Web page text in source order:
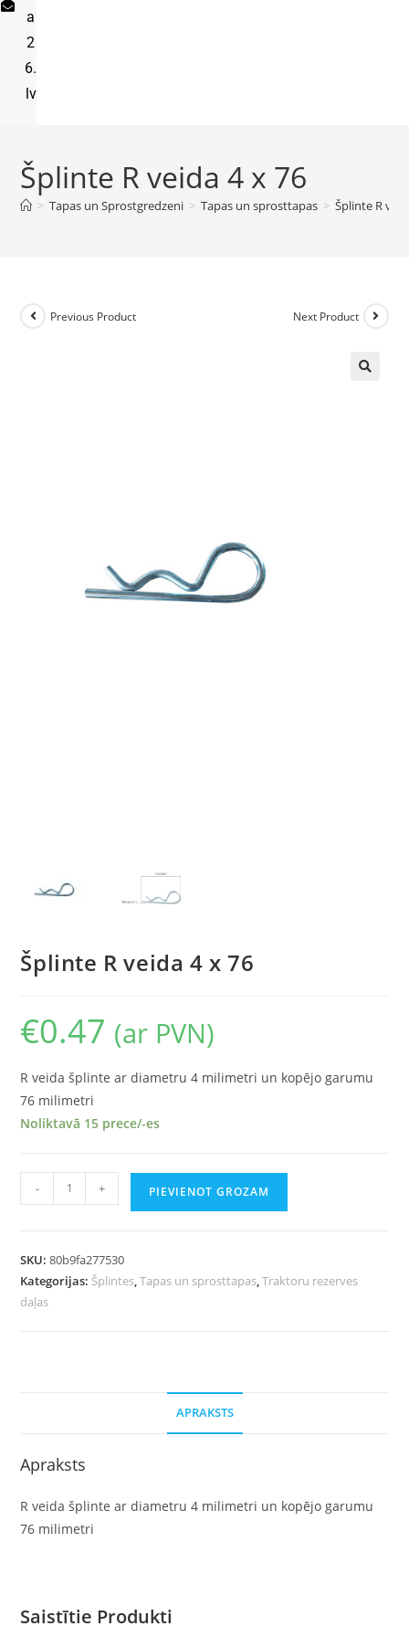
a
2
6.
lv
Šplinte R veida 4 x 76
> Tapas un Sprostgredzeni > Tapas un sprosttapas > Šplinte R
Previous Product Next Product
Šplinte R veida 4 x 76
€0.47 (ar PVN)
R veida šplinte ar diametru 4 milimetri un kopējo garumu
76 milimetri
Noliktavā 15 prece/-es
- + PIEVIENOT GROZAM
SKU:80b9fa277530
Kategorijas: Šplintes ,Tapas un sprosttapas ,Traktoru rezerves
daļas
APRAKSTS
Apraksts
R veida šplinte ar diametru 4 milimetri un kopējo garumu
76 milimetri
Saistītie Produkti